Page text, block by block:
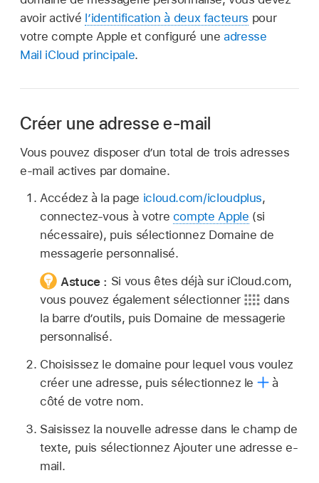
avoir activé l’identification à deux facteurs pour
votre compte Apple et configuré uneadresse
Mail iCloud principale.
Créer une adresse e‑mail
Vous pouvez disposer d’un total de trois adresses
e‑mail actives par domaine.
Accédez à la page icloud.com/icloudplus,
connectez-vous à votre compte Apple (si
nécessaire), puis sélectionnez Domaine de
messagerie personnalisé.
Astuce : Si vous êtes déjà sur iCloud.com,
vous pouvez également sélectionner
dans
la barre d’outils, puis Domaine de messagerie
personnalisé.
Choisissez le domaine pour lequel vous voulez
créer une adresse, puis sélectionnez le
à
côté de votre nom.
Saisissez la nouvelle adresse dans le champ de
texte, puis sélectionnez Ajouter une adresse e-
mail.